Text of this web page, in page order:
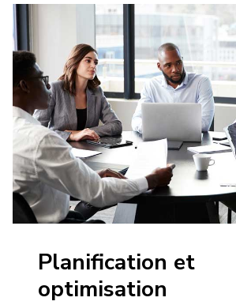
Planification et
optimisation